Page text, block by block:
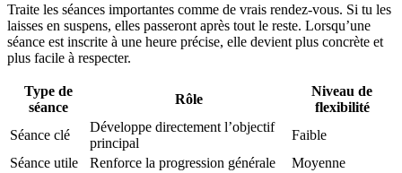
Traite les séances importantes comme de vrais rendez-vous. Si tu les
laisses en suspens, elles passeront après tout le reste. Lorsqu’une
séance est inscrite à une heure précise, elle devient plus concrète et
plus facile à respecter.
Type de
séance
Rôle
Niveau de
flexibilité
Séance clé
Développe directement l’objectif
principal
Faible
Séance utile
Renforce la progression générale
Moyenne